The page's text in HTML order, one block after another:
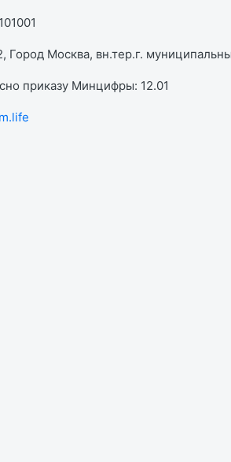
Город Москва, вн.тер.г.
приказу Минцифры: 12.01